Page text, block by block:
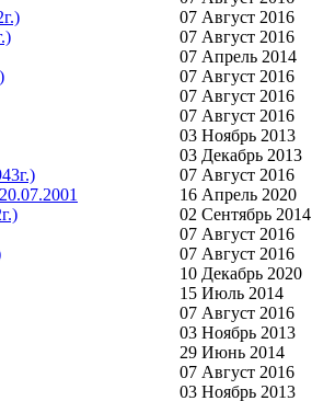
07 Август 2016
07 Август 2016
07 Апрель 2014
07 Август 2016
07 Август 2016
07 Август 2016
03 Ноябрь 2013
03 Декабрь 2013
07 Август 2016
16 Апрель 2020
02 Сентябрь 2014
07 Август 2016
07 Август 2016
10 Декабрь 2020
15 Июль 2014
07 Август 2016
03 Ноябрь 2013
29 Июнь 2014
07 Август 2016
03 Ноябрь 2013